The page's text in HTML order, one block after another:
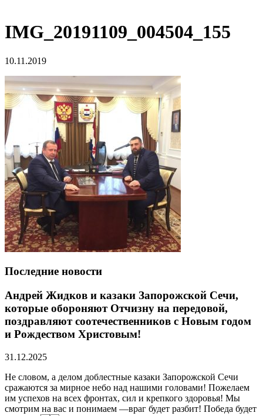
IMG_20191109_004504_155
10.11.2019
Последние новости
Андрей Жидков и казаки Запорожской Сечи,
которые обороняют Отчизну на передовой,
поздравляют соотечественников с Новым годом
и Рождеством Христовым!
31.12.2025
Не словом, а делом доблестные казаки Запорожской Сечи
сражаются за мирное небо над нашими головами! Пожелаем
им успехов на всех фронтах, сил и крепкого здоровья! Мы
смотрим на вас и понимаем —враг будет разбит! Победа будет